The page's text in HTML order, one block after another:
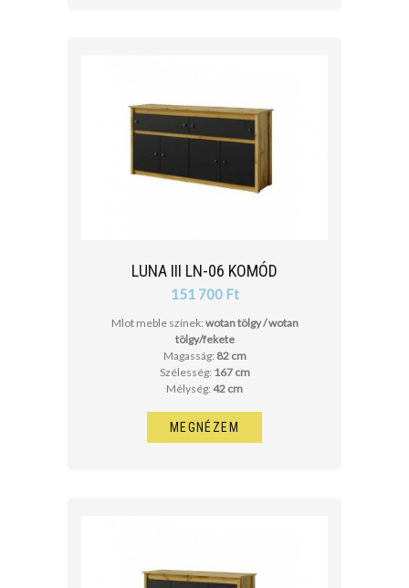
LUNA III LN-06 KOMÓD
151 700 Ft
Mlot meble színek: wotan tölgy / wotan
tölgy/fekete
Magasság: 82 cm
Szélesség: 167 cm
Mélység: 42 cm
MEGNÉZEM